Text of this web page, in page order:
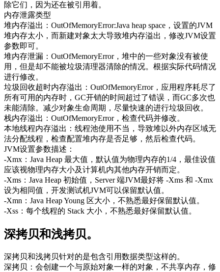
除它们，因为还在被引用着。
内存泄露类型
堆内存溢出：OutOfMemoryError:Java heap space，设置的JVM
堆内存太小，而新建对象太大导致堆内存溢出，修改JVM设置
参数即可。
堆内存泄漏：OutOfMemoryError，堆中的一些对象没有被使
用，但是却不能被垃圾清理器清除的情况。根据实际代码情况
进行修改。
垃圾回收超时内存溢出：OutOfMemoryError，应用程序耗尽了
所有可用的内存时，GC开销的时间超过了错误，而GC多次也
未能清除。减少对象生命周期，尽量快速的进行垃圾回收。
栈内存溢出：OutOfMemoryError，检查代码并修改。
本地线程内存溢出：线程池使用不当，导致堆以外内存区域无
法分配线程，检查配置堆内存是否足够，然后检查代码。
JVM设置参数描述：
-Xmx：Java Heap 最大值，默认值为物理内存的1/4，最佳设值
应该视物理内存大小及计算机内其他内存开销而定。
-Xms：Java Heap 初始值，Server 端JVM最好将 -Xms 和 -Xmx
设为相同值，开发测试机JVM可以保留默认值。
-Xmn：Java Heap Young 区大小，不熟悉最好保留默认值。
-Xss：每个线程的 Stack 大小，不熟悉最好保留默认值。
深拷贝和浅拷贝。
深拷贝和浅拷贝针对的是包含引用数据类型这样的。
深拷贝：会创建一个与原始对象一样的对象，不共享内存，修